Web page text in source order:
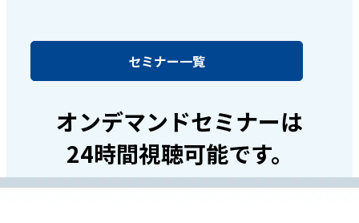
セミナー一覧
オンデマンドセミナーは
24時間視聴可能です。